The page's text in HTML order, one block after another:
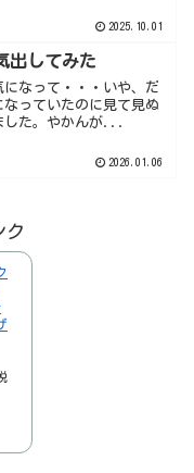
2025.10.01
出してみた
になって・・・いや、だ
なっていたのに見て見ぬ
した。やかんが...
2026.01.06
ク